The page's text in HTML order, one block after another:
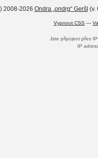
) 2008-2026 Ondra „ondrg“ Geršl (v.
Vypnout CSS —
Jste připojeni přes
IP